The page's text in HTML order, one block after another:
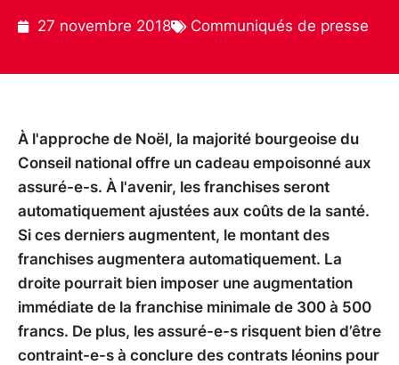
27 novembre 2018 Communiqués de presse
À l'approche de Noël, la majorité bourgeoise du
Conseil national offre un cadeau empoisonné aux
assuré-e-s. À l'avenir, les franchises seront
automatiquement ajustées aux coûts de la santé.
Si ces derniers augmentent, le montant des
franchises augmentera automatiquement. La
droite pourrait bien imposer une augmentation
immédiate de la franchise minimale de 300 à 500
francs. De plus, les assuré-e-s risquent bien d’être
contraint-e-s à conclure des contrats léonins pour